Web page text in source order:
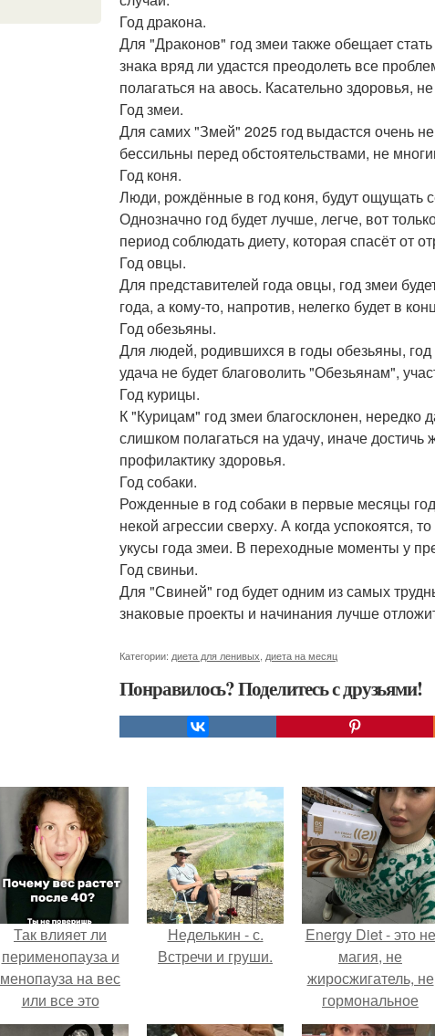
Год дракона.
Для "Драконов" год змеи также обещает
знака вряд ли удастся преодолеть все
полагаться на авось. Касательно здоровья,
Год змеи.
Для самих "Змей" 2025 год выдастся очень
бессильны перед обстоятельствами, не
Год коня.
Люди, рождённые в год коня, будут ощущать
Однозначно год будет лучше, легче, вот
период соблюдать диету, которая спасёт от
Год овцы.
Для представителей года овцы, год змеи
года, а кому-то, напротив, нелегко будет в
Год обезьяны.
Для людей, родившихся в годы обезьяны, год
удача не будет благоволить "Обезьянам",
Год курицы.
К "Курицам" год змеи благосклонен,
слишком полагаться на удачу, иначе
профилактику здоровья.
Год собаки.
Рожденные в год собаки в первые месяцы
некой агрессии сверху. А когда успокоятся,
укусы года змеи. В переходные моменты у
Год свиньи.
Для "Свиней" год будет одним из самых
знаковые проекты и начинания лучше
Категории: диета для ленивых диета на месяц
Понравилось? Поделитесь с друзьями!
Так влияет ли
перименопауза и
менопауза на вес
или все это
ерунда?
Неделькин - с.
Встречи и груши.
Energy Diet - это не
магия, не
жиросжигатель, не
гормональное
средство.